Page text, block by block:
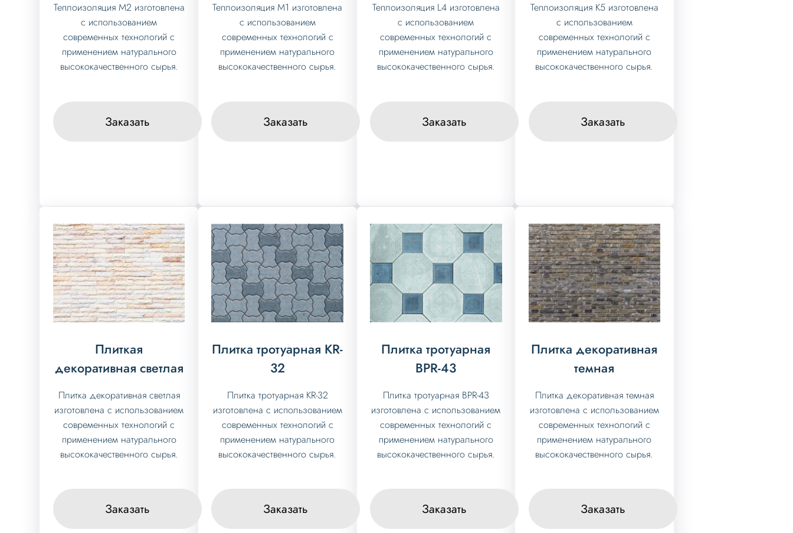
Теплоизоляция М2 изготовлена
с использованием
современных технологий с
применением натурального
высококачественного сырья.
Заказать
Теплоизоляция М1 изготовлена
с использованием
современных технологий с
применением натурального
высококачественного сырья.
Заказать
Теплоизоляция L4 изготовлена
с использованием
современных технологий с
применением натурального
высококачественного сырья.
Заказать
Теплоизоляция K5 изготовлена
с использованием
современных технологий с
применением натурального
высококачественного сырья.
Заказать
Плиткая
декоративная светлая
Плитка декоративная светлая
изготовлена с использованием
современных технологий с
применением натурального
высококачественного сырья.
Заказать
Плитка тротуарная KR-
32
Плитка тротуарная KR-32
изготовлена с использованием
современных технологий с
применением натурального
высококачественного сырья.
Заказать
Плитка тротуарная
BPR-43
Плитка тротуарная BPR-43
изготовлена с использованием
современных технологий с
применением натурального
высококачественного сырья.
Заказать
Плитка декоративная
темная
Плитка декоративная темная
изготовлена с использованием
современных технологий с
применением натурального
высококачественного сырья.
Заказать